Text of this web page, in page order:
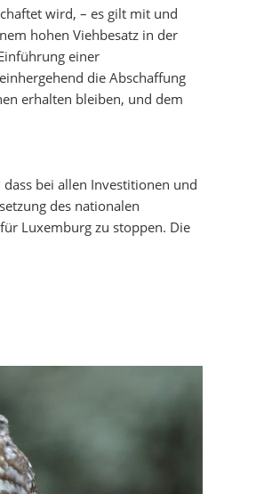
wird, – es gilt mit und
hohen Viehbesatz in der
einer
die Abschaffung
erhalten bleiben, und dem
bei allen Investitionen und
des nationalen
Luxemburg zu stoppen. Die